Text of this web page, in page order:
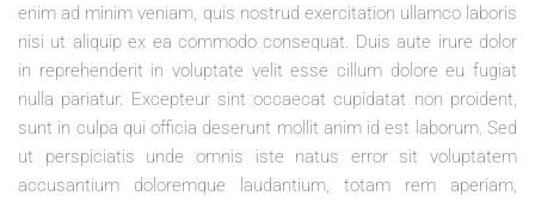
enim ad minim veniam, quis nostrud exercitation ullamco laboris
nisi ut aliquip ex ea commodo consequat. Duis aute irure dolor
in reprehenderit in voluptate velit esse cillum dolore eu fugiat
nulla pariatur. Excepteur sint occaecat cupidatat non proident,
sunt in culpa qui officia deserunt mollit anim id est laborum. Sed
ut perspiciatis unde omnis iste natus error sit voluptatem
accusantium doloremque laudantium, totam rem aperiam,